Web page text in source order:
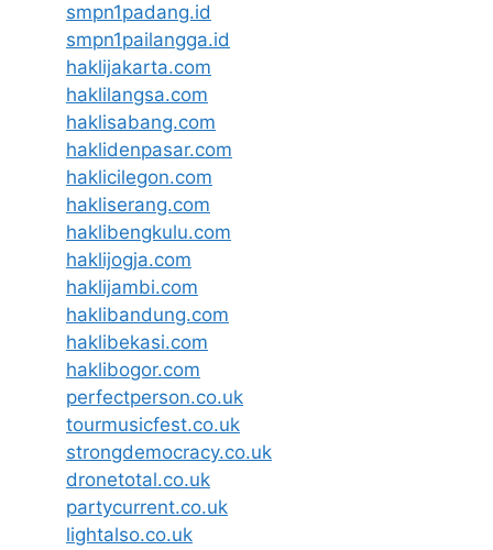
smpn1padang.id
smpn1pailangga.id
haklijakarta.com
haklilangsa.com
haklisabang.com
haklidenpasar.com
haklicilegon.com
hakliserang.com
haklibengkulu.com
haklijogja.com
haklijambi.com
haklibandung.com
haklibekasi.com
haklibogor.com
perfectperson.co.uk
tourmusicfest.co.uk
strongdemocracy.co.uk
dronetotal.co.uk
partycurrent.co.uk
lightalso.co.uk